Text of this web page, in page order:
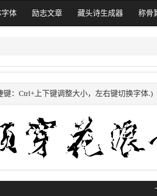
字体 励志文章 藏头诗生成器 称骨
：Ctrl+上下键调整大小，左右键切换字体.)